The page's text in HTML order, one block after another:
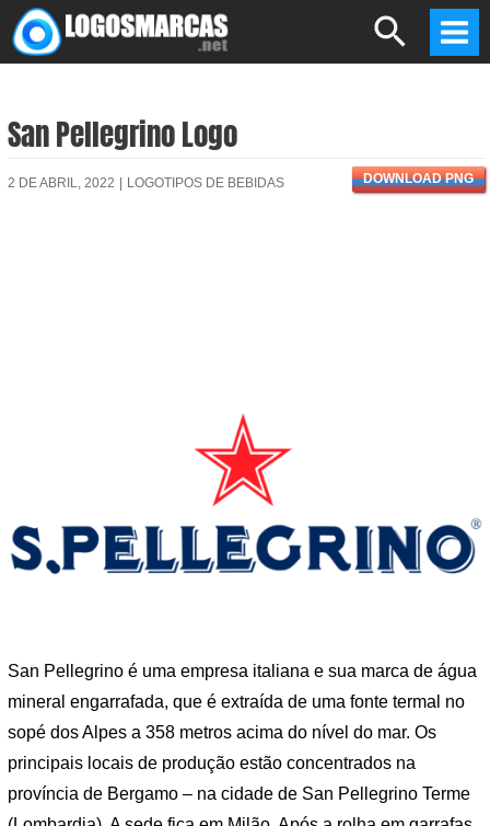
Skip
to
Search
San Pellegrino Logo
2 DE ABRIL, 2022 LOGOTIPOS DE BEBIDAS DOWNLOAD PNG
San Pellegrino é uma empresa italiana e sua marca de água
mineral engarrafada, que é extraída de uma fonte termal no
sopé dos Alpes a 358 metros acima do nível do mar. Os
principais locais de produção estão concentrados na
província de Bergamo – na cidade de San Pellegrino Terme